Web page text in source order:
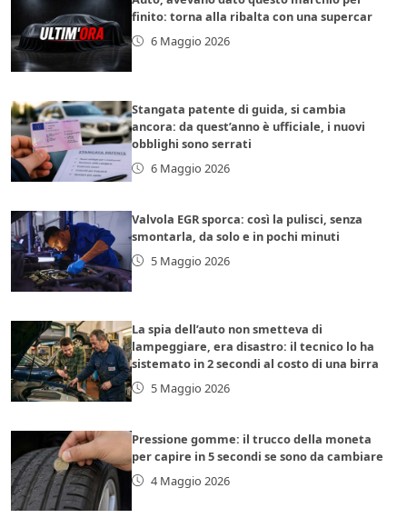
finito: torna alla ribalta con una supercar
6 Maggio 2026
Stangata patente di guida, si cambia
ancora: da quest’anno è ufficiale, i nuovi
obblighi sono serrati
6 Maggio 2026
Valvola EGR sporca: così la pulisci, senza
smontarla, da solo e in pochi minuti
5 Maggio 2026
La spia dell’auto non smetteva di
lampeggiare, era disastro: il tecnico lo ha
sistemato in 2 secondi al costo di una birra
5 Maggio 2026
Pressione gomme: il trucco della moneta
per capire in 5 secondi se sono da cambiare
4 Maggio 2026